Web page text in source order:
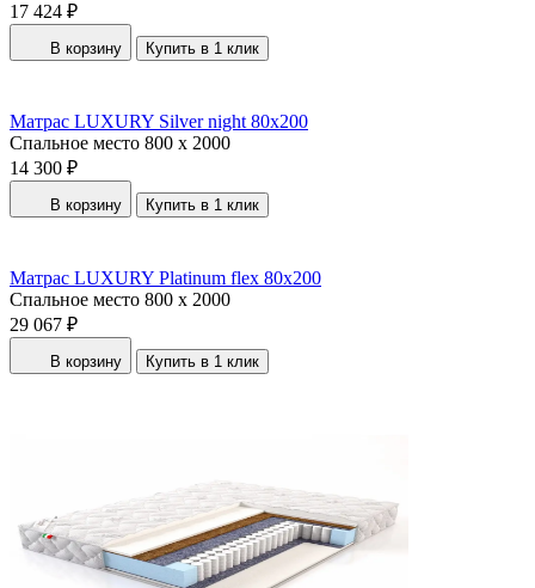
17 424 ₽
В корзину Купить в 1 клик
Матрас LUXURY Silver night 80x200
Спальное место 800 x 2000
14 300 ₽
В корзину Купить в 1 клик
Матрас LUXURY Platinum flex 80x200
Спальное место 800 x 2000
29 067 ₽
В корзину Купить в 1 клик